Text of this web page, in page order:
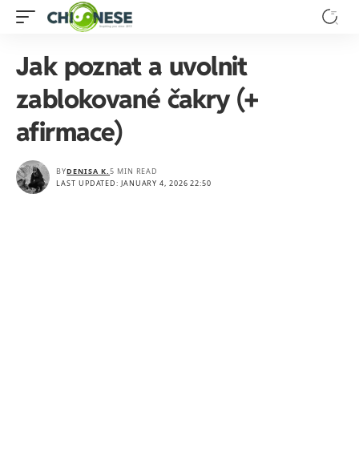
Jak poznat a uvolnit
zablokované čakry (+
afirmace)
LAST UPDATED: JANUARY 4, 2026 22:50
BYDENISA K.5 MIN READ